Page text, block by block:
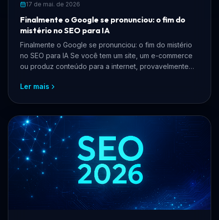
17 de mai. de 2026
Finalmente o Google se pronunciou: o fim do
mistério no SEO para IA
Finalmente o Google se pronunciou: o fim do mistério
no SEO para IA Se você tem um site, um e-commerce
ou produz conteúdo para a internet, provavelmente
Ler mais